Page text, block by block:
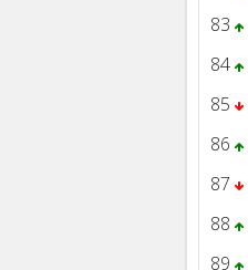
83
84
85
86
87
88
89